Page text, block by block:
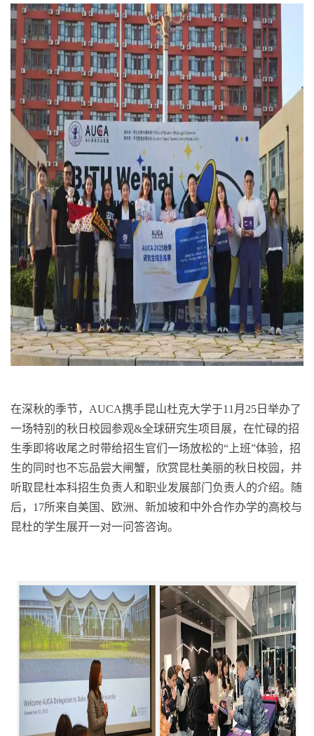
在深秋的季节，AUCA携手昆山杜克大学于11月25日举办了
一场特别的秋日校园参观&全球研究生项目展，在忙碌的招
生季即将收尾之时带给招生官们一场放松的“上班”体验，招
生的同时也不忘品尝大闸蟹，欣赏昆杜美丽的秋日校园，并
听取昆杜本科招生负责人和职业发展部门负责人的介绍。随
后，17所来自美国、欧洲、新加坡和中外合作办学的高校与
昆杜的学生展开一对一问答咨询。